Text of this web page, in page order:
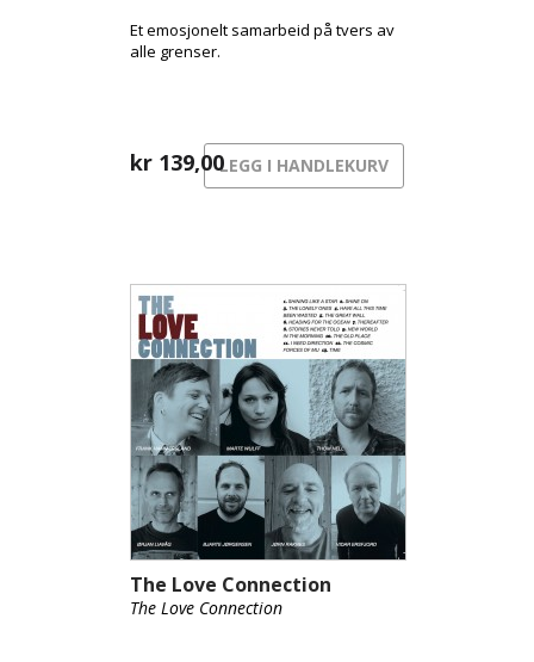
Et emosjonelt samarbeid på tvers av
alle grenser.
kr 139,00LEGG I HANDLEKURV
The Love Connection
The Love Connection